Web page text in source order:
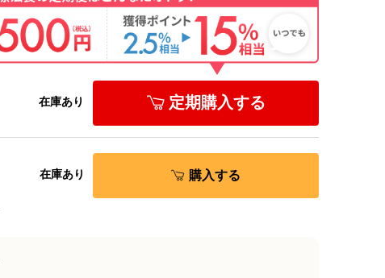
在庫あり 定期購入する
在庫あり 購入する